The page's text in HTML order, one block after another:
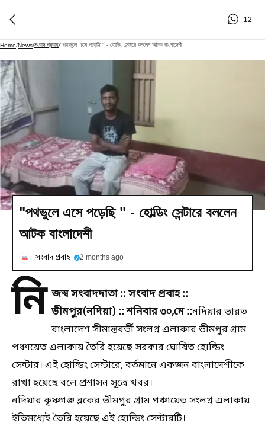
12
Home/News/সংবাদ প্রবাহ/"পথভুলে এসে পড়েছি " - হোল্ডিং সেন্টারে বললেন আটক বাংলাদেশী
"পথভুলে এসে পড়েছি " - হোল্ডিং সেন্টারে বললেন
আটক বাংলাদেশী
সংবাদ প্রবাহ 2 months ago
নি জস্ব সংবাদদাতা :: সংবাদ প্রবাহ ::
ভীমপুর(নদিয়া) :: শনিবার ৩০,মে ::নদিয়ার ভারত
বাংলাদেশ সীমান্তবর্তী সংলগ্ন এলাকার ভীমপুর গ্রাম
পঞ্চায়েত এলাকায় তৈরি হয়েছে সরকার ঘোষিত হোল্ডিং
সেন্টার। এই হোল্ডিং সেন্টারে, বর্তমানে একজন বাংলাদেশীকে
রাখা হয়েছে বলে প্রশাসন সূত্রে খবর।
নদিয়ার কৃষ্ণগঞ্জ ব্লকের ভীমপুর গ্রাম পঞ্চায়েত সংলগ্ন এলাকায়
ইতিমধ্যেই তৈরি হয়েছে এই হোল্ডিং সেন্টারটি।